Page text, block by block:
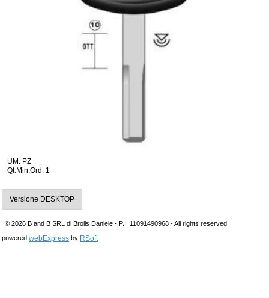
UM. PZ
Qt.Min.Ord. 1
Versione DESKTOP
© 2026 B and B SRL di Brolis Daniele - P.I. 11091490968 - All rights reserved
powered webExpress by RSoft